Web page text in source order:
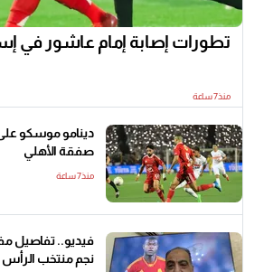
تطورات إصابة إمام عاشور في
منذ7 ساعة
دينامو موسكو
صفقة الأهلي
منذ7 ساعة
فيديو.. تفاصيل
نجم منتخب الرأس